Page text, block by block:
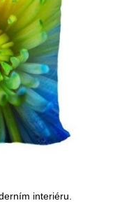
interiéru.